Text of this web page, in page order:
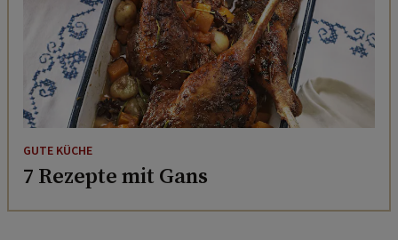
GUTE KÜCHE
7 Rezepte mit Gans